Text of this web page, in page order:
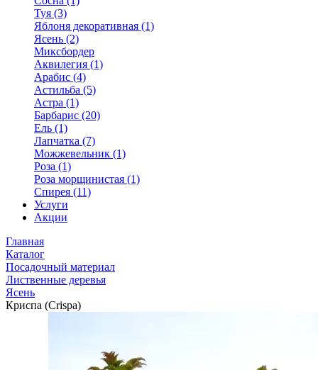
Туя (3)
Яблоня декоративная (1)
Ясень (2)
Миксбордер
Аквилегия (1)
Арабис (4)
Астильба (5)
Астра (1)
Барбарис (20)
Ель (1)
Лапчатка (7)
Можжевельник (1)
Роза (1)
Роза морщинистая (1)
Спирея (11)
Услуги
Акции
Главная
Каталог
Посадочный материал
Лиственные деревья
Ясень
Криспа (Crispa)